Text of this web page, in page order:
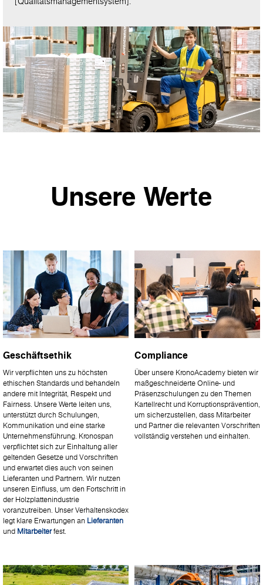
Unsere Werte
Geschäftsethik
Wir verpflichten uns zu höchsten
ethischen Standards und behandeln
andere mit Integrität, Respekt und
Fairness. Unsere Werte leiten uns,
unterstützt durch Schulungen,
Kommunikation und eine starke
Unternehmensführung. Kronospan
verpflichtet sich zur Einhaltung aller
geltenden Gesetze und Vorschriften
und erwartet dies auch von seinen
Lieferanten und Partnern. Wir nutzen
unseren Einfluss, um den Fortschritt in
der Holzplattenindustrie
voranzutreiben. Unser Verhaltenskodex
legt klare Erwartungen an Lieferanten
und Mitarbeiterfest.
Compliance
Über unsere KronoAcademy bieten wir
maßgeschneiderte Online- und
Präsenzschulungen zu den Themen
Kartellrecht und Korruptionsprävention,
um sicherzustellen, dass Mitarbeiter
und Partner die relevanten Vorschriften
vollständig verstehen und einhalten.